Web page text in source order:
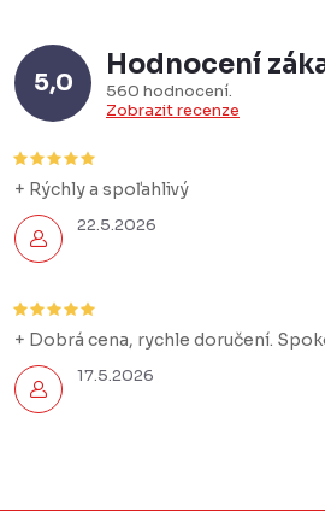
5,0
Hodnocení
560 hodnocení
Zobrazit recenze
22.5.2026
+ Rýchly a spoľahlivý
17.5.2026
+ Dobrá cena, rychle doručení.